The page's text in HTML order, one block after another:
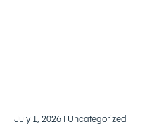
July 1, 2026 | Uncategorized